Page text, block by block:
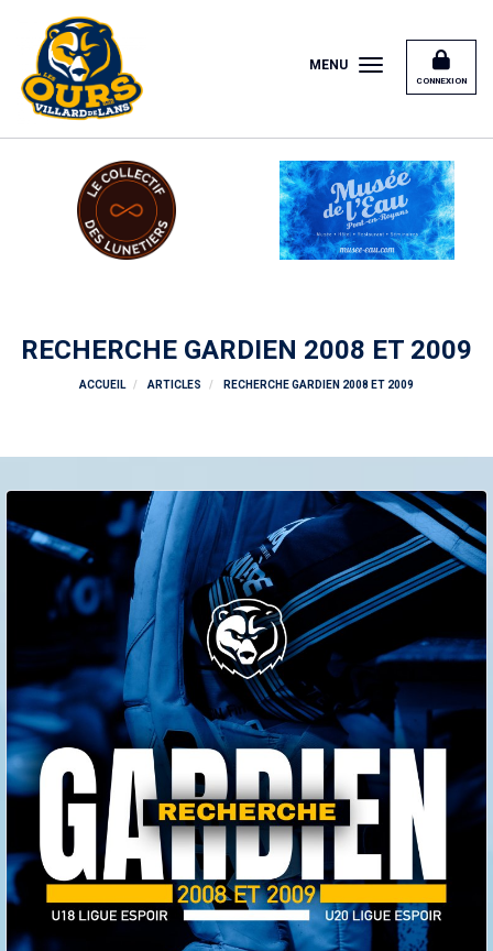
CONNEXION
MENU
RECHERCHE GARDIEN 2008 ET 2009
ACCUEIL ARTICLES RECHERCHE GARDIEN 2008 ET 2009
Panneau de gestion des cookies